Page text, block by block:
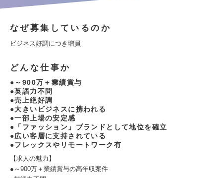
なぜ募集しているのか
ビジネス好調につき増員
どんな仕事か
●～900万＋業績賞与
●英語力不問
●売上絶好調
●大きいビジネスに携われる
●一部上場の安定感
●「ファッション」ブランドとして地位を確立
●広い客層に支持されている
●フレックスやリモートワーク有
【求人の魅力】
●～900万＋業績賞与の高年収案件